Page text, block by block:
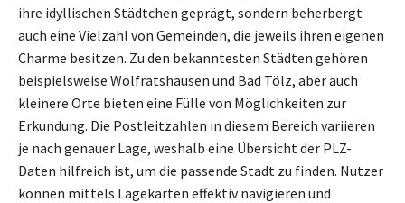
ihre idyllischen Städtchen geprägt, sondern beherbergt
auch eine Vielzahl von Gemeinden, die jeweils ihren eigenen
Charme besitzen. Zu den bekanntesten Städten gehören
beispielsweise Wolfratshausen und Bad Tölz, aber auch
kleinere Orte bieten eine Fülle von Möglichkeiten zur
Erkundung. Die Postleitzahlen in diesem Bereich variieren
je nach genauer Lage, weshalb eine Übersicht der PLZ-
Daten hilfreich ist, um die passende Stadt zu finden. Nutzer
können mittels Lagekarten effektiv navigieren und